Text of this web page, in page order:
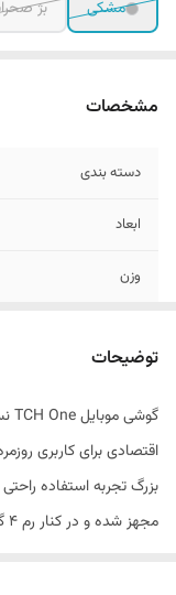
مشکی
بژ
مشخصات
دسته ‌بندی
ابعاد
وزن
توضیحات
اقتصادی برای کاربری
بزرگ تجربه استفاده